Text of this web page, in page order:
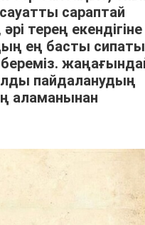
сараптай
терең екендігіне
ең басты
пайдаланудың
аламанынан